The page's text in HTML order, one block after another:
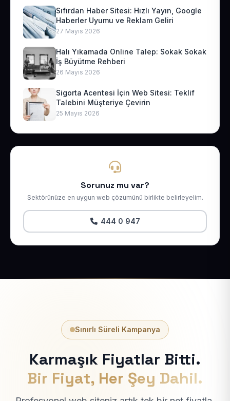
Sıfırdan Haber Sitesi: Hızlı Yayın, Google
Haberler Uyumu ve Reklam Geliri
27 Mayıs 2026
Halı Yıkamada Online Talep: Sokak Sokak
İş Büyütme Rehberi
26 Mayıs 2026
Sigorta Acentesi İçin Web Sitesi: Teklif
Talebini Müşteriye Çevirin
25 Mayıs 2026
Sorunuz mu var?
Sektörünüze en uygun web çözümünü birlikte belirleyelim.
444 0 947
Sınırlı Süreli Kampanya
Karmaşık Fiyatlar Bitti.
Bir Fiyat, Her Şey Dahil.